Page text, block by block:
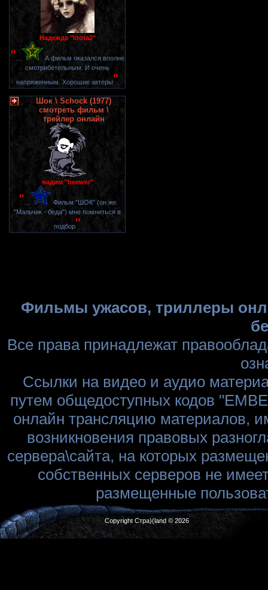
Надежда "litota2"
"
А фильм оказался вполне
смотрибетельным. И очень
напряженным. Хорошие актеры"
Шок \ Schock (1977)
смотреть фильм \
трейлер онлайн
вадим "beewer"
"
Фильм "ШОК" (он же
"Мальчик - беда") мне помниться в
подбор"
Фильмы ужасов, триллеры
Все права принадлежат
Ссылки на видео и аудио
путем общедоступных кодов
онлайн трансляцию материалов,
возникновения правовых
сервера\сайта, на которых
собственных серверов не
размещенные
Copyright Стра)(land © 2026